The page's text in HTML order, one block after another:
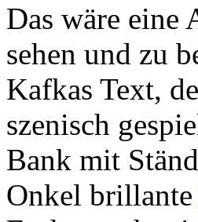
Das wäre eine
sehen und zu
Kafkas Text,
szenisch
Bank mit
Onkel brillante